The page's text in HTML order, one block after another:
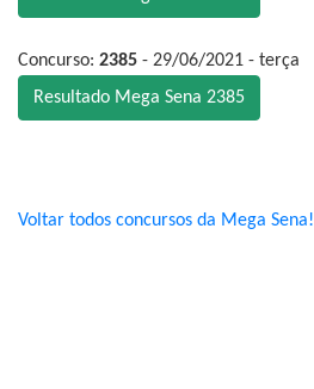
Concurso: 2385 - 29/06/2021 - terça
Resultado Mega Sena 2385
Voltar todos concursos da Mega Sena!